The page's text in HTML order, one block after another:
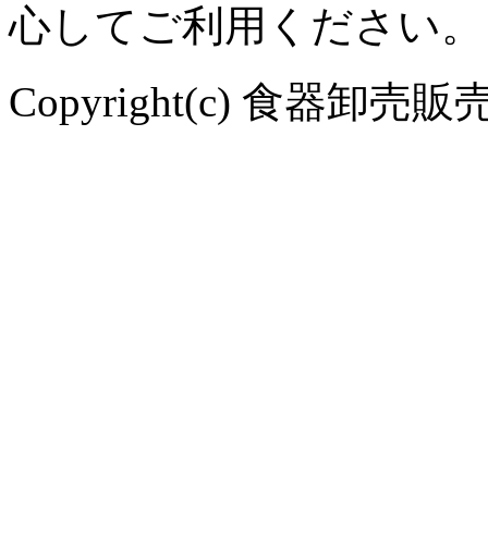
心してご利用ください。
Copyright(c) 食器卸売販